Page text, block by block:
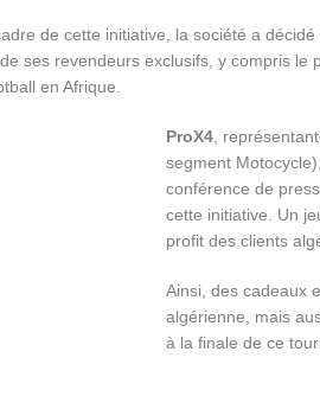
de cette initiative, la société a
ses revendeurs exclusifs, y compris
en Afrique.
ProX4 ,
segment
conférence de
cette initiative. Un
profit des clients
Ainsi, des cadeaux
algérienne, mais
à la finale de ce